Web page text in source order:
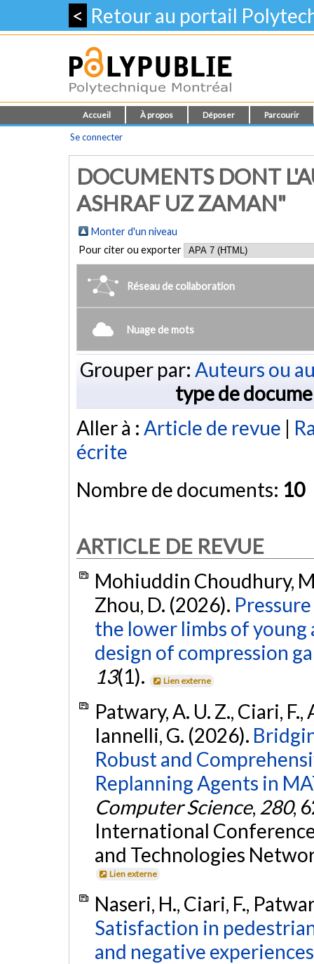
< Retour au portail
Accueil À propos Déposer Parcourir
Se connecter
DOCUMENTS DONT
ASHRAF UZ ZAMAN"
Monter d'un niveau
Pour citer ou exporter
Réseau de collaboration
Nuage de mots
Grouper par: Auteurs ou
type de
Aller à : Article de revue |
écrite
Nombre de documents: 10
ARTICLE DE REVUE
Mohiuddin Choudhury,
Zhou, D. (2026).
the lower limbs of
design of compression
13(1). Lien externe
Patwary, A. U. Z., Ciari,
Iannelli, G. (2026).
Robust and
Replanning Agents in
Computer Science, 280,
International
and Technologies
Lien externe
Naseri, H., Ciari, F.,
Satisfaction in
and negative